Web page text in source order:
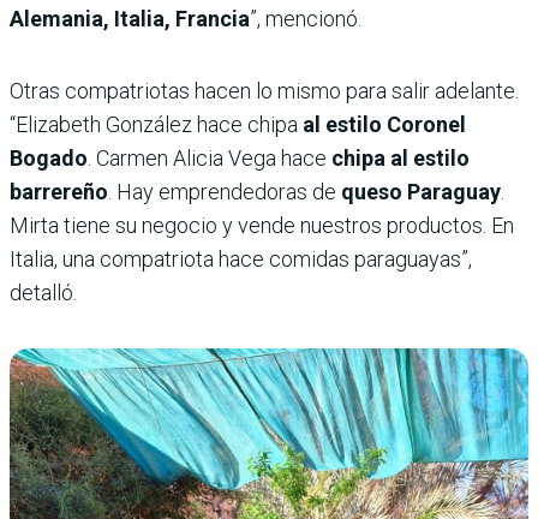
Alemania, Italia, Francia”, mencionó.
Otras compatriotas hacen lo mismo para salir adelante.
“Elizabeth González hace chipa al estilo Coronel
Bogado. Carmen Alicia Vega hace chipa al estilo
barrereño. Hay emprendedoras de queso Paraguay.
Mirta tiene su negocio y vende nuestros productos. En
Italia, una compatriota hace comidas paraguayas”,
detalló.